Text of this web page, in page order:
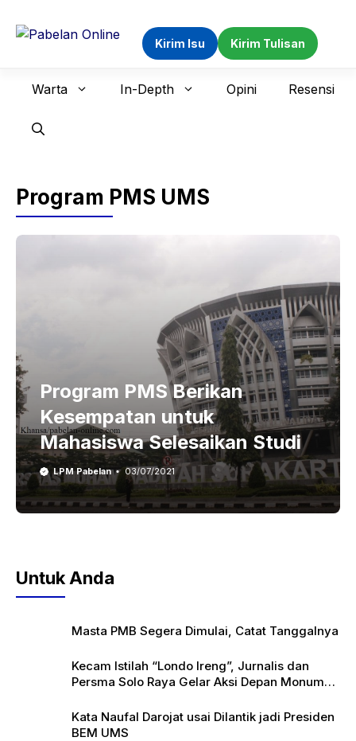
Kirim Isu Kirim Tulisan
Warta In-Depth Opini Resensi
Program PMS UMS
Program PMS Berikan
Kesempatan untuk
Mahasiswa Selesaikan Studi
LPM Pabelan 03/07/2021
Untuk Anda
Masta PMB Segera Dimulai, Catat Tanggalnya
Kecam Istilah “Londo Ireng”, Jurnalis dan
Persma Solo Raya Gelar Aksi Depan Monumen
Kata Naufal Darojat usai Dilantik jadi Presiden
BEM UMS